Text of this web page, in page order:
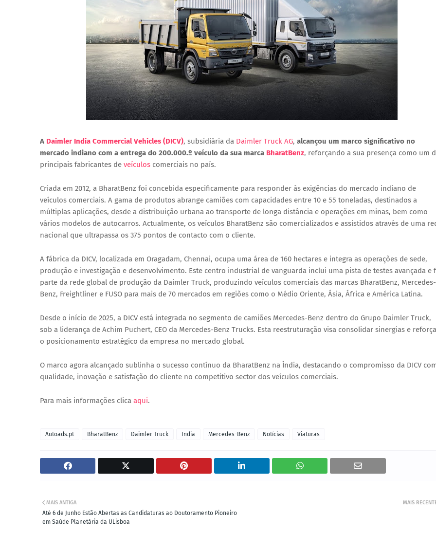
A Daimler India Commercial Vehicles (DICV), subsidiária da Daimler Truck AG, alcançou um marco significativo no
mercado indiano com a entrega do 200.000.º veículo da sua marca BharatBenz, reforçando a sua presença como um
principais fabricantes de veículos comerciais no país.
Criada em 2012, a BharatBenz foi concebida especificamente para responder às exigências do mercado indiano de
veículos comerciais. A gama de produtos abrange camiões com capacidades entre 10 e 55 toneladas, destinados a
múltiplas aplicações, desde a distribuição urbana ao transporte de longa distância e operações em minas, bem como
vários modelos de autocarros. Actualmente, os veículos BharatBenz são comercializados e assistidos através de uma
nacional que ultrapassa os 375 pontos de contacto com o cliente.
A fábrica da DICV, localizada em Oragadam, Chennai, ocupa uma área de 160 hectares e integra as operações de sede,
produção e investigação e desenvolvimento. Este centro industrial de vanguarda inclui uma pista de testes avançada e
parte da rede global de produção da Daimler Truck, produzindo veículos comerciais das marcas BharatBenz, Mercedes-
Benz, Freightliner e FUSO para mais de 70 mercados em regiões como o Médio Oriente, Ásia, África e América Latina.
Desde o início de 2025, a DICV está integrada no segmento de camiões Mercedes-Benz dentro do Grupo Daimler Truck,
sob a liderança de Achim Puchert, CEO da Mercedes-Benz Trucks. Esta reestruturação visa consolidar sinergias e
o posicionamento estratégico da empresa no mercado global.
O marco agora alcançado sublinha o sucesso contínuo da BharatBenz na Índia, destacando o compromisso da DICV
qualidade, inovação e satisfação do cliente no competitivo sector dos veículos comerciais.
Para mais informações clica aqui.
Autoads.pt BharatBenz Daimler Truck India Mercedes-Benz Notícias Viaturas
MAIS
MAIS ANTIGA
Até 6 de Junho Estão Abertas as Candidaturas ao Doutoramento Pioneiro
em Saúde Planetária da ULisboa